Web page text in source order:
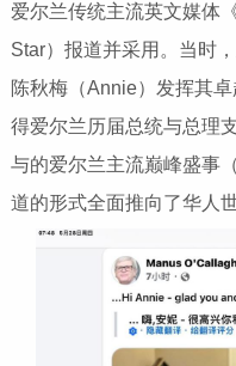
爱尔兰传统主流英文媒体
Star）报道并采用。当时
陈秋梅（Annie）发挥其
得爱尔兰历届总统与总理
与的爱尔兰主流巅峰盛事
道的形式全面推向了华人